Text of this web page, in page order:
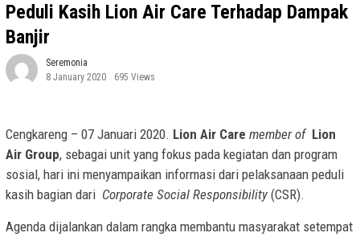
Peduli Kasih Lion Air Care Terhadap Dampak
Banjir
Seremonia
8 January 2020
695 Views
Cengkareng – 07 Januari 2020. Lion Air Care member of Lion
Air Group, sebagai unit yang fokus pada kegiatan dan program
sosial, hari ini menyampaikan informasi dari pelaksanaan peduli
kasih bagian dari Corporate Social Responsibility (CSR).
Agenda dijalankan dalam rangka membantu masyarakat setempat